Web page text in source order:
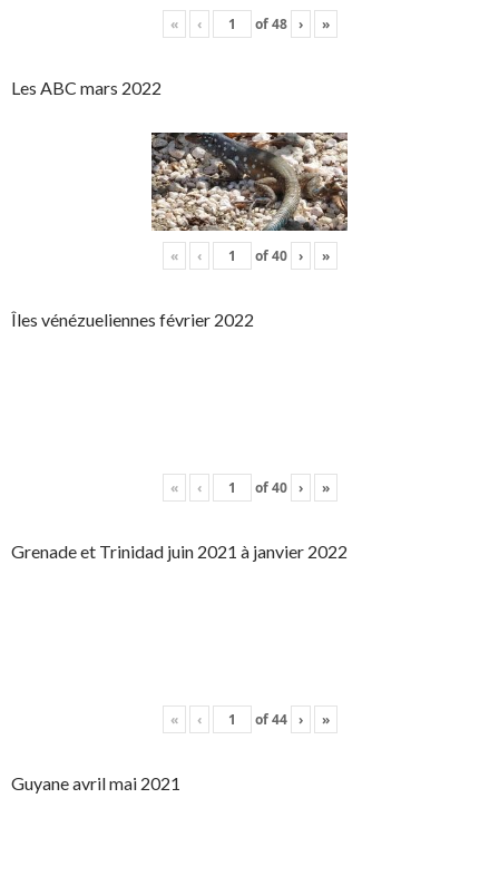
« ‹ of48 › »
Les ABC mars 2022
« ‹ of40 › »
Îles vénézueliennes février 2022
« ‹ of40 › »
Grenade et Trinidad juin 2021 à janvier 2022
« ‹ of44 › »
Guyane avril mai 2021